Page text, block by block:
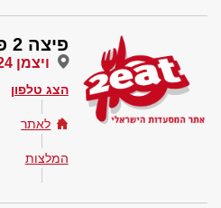
פיצה 2 פור 1
ויצמן 24, נס ציונה
הצג טלפון
לאתר
המלצות